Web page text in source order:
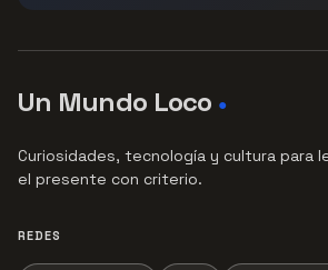
Un Mundo Loco ●
Curiosidades, tecnología y cultura para
el presente con criterio.
REDES